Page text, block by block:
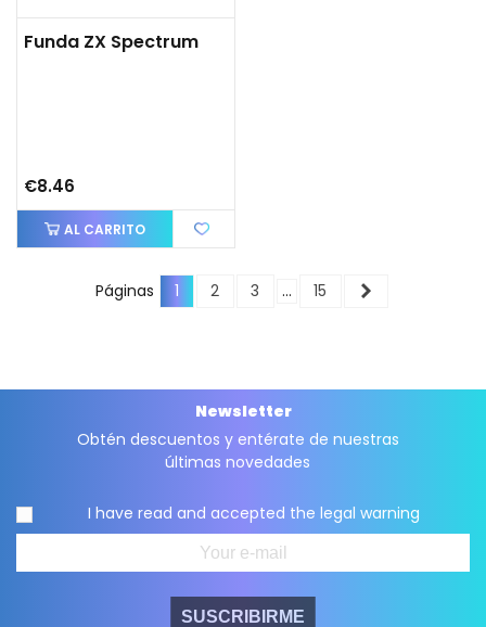
Funda ZX Spectrum
€8.46
AL CARRITO
Páginas 1 2 3 … 15
Newsletter
Obtén descuentos y entérate de nuestras
últimas novedades
I have read and accepted the legal warning
SUSCRIBIRME